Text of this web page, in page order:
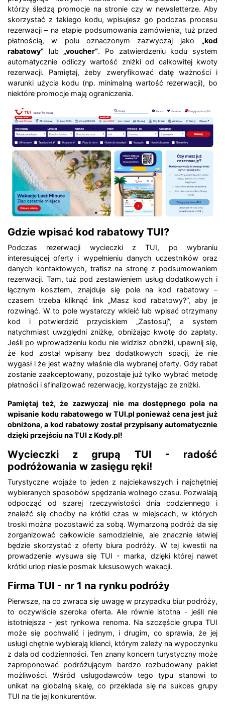
którzy śledzą promocje na stronie czy w newsletterze. Aby
skorzystać z takiego kodu, wpisujesz go podczas procesu
rezerwacji – na etapie podsumowania zamówienia, tuż przed
płatnością, w polu oznaczonym zazwyczaj jako „kod
rabatowy” lub „voucher”. Po zatwierdzeniu kodu system
automatycznie odliczy wartość zniżki od całkowitej kwoty
rezerwacji. Pamiętaj, żeby zweryfikować datę ważności i
warunki użycia kodu (np. minimalną wartość rezerwacji), bo
niektóre promocje mają ograniczenia.
Gdzie wpisać kod rabatowy TUI?
Podczas rezerwacji wycieczki z TUI, po wybraniu
interesującej oferty i wypełnieniu danych uczestników oraz
danych kontaktowych, trafisz na stronę z podsumowaniem
rezerwacji. Tam, tuż pod zestawieniem usług dodatkowych i
łącznym kosztem, znajduje się pole na kod rabatowy –
czasem trzeba kliknąć link „Masz kod rabatowy?”, aby je
rozwinąć. W to pole wystarczy wkleić lub wpisać otrzymany
kod i potwierdzić przyciskiem „Zastosuj”, a system
natychmiast uwzględni zniżkę, obniżając kwotę do zapłaty.
Jeśli po wprowadzeniu kodu nie widzisz obniżki, upewnij się,
że kod został wpisany bez dodatkowych spacji, że nie
wygasł i że jest ważny właśnie dla wybranej oferty. Gdy rabat
zostanie zaakceptowany, pozostaje już tylko wybrać metodę
płatności i sfinalizować rezerwację, korzystając ze zniżki.
Pamiętaj też, że zazwyczaj nie ma dostępnego pola na
wpisanie kodu rabatowego w TUI.pl ponieważ cena jest już
obniżona, a kod rabatowy został przypisany automatycznie
dzięki przejściu na TUI z Kody.pl!
Wycieczki z grupą TUI - radość
podróżowania w zasięgu ręki!
Turystyczne wojaże to jeden z najciekawszych i najchętniej
wybieranych sposobów spędzania wolnego czasu. Pozwalają
odpocząć od szarej rzeczywistości dnia codziennego i
znaleźć się choćby na krótki czas w miejscach, w których
troski można pozostawić za sobą. Wymarzoną podróż da się
zorganizować całkowicie samodzielnie, ale znacznie łatwiej
będzie skorzystać z oferty biura podróży. W tej kwestii na
prowadzenie wysuwa się TUI - marka, dzięki której nawet
krótki urlop niesie posmak luksusowych wakacji.
Firma TUI - nr 1 na rynku podróży
Pierwsze, na co zwraca się uwagę w przypadku biur podróży,
to oczywiście szeroka oferta. Ale równie istotna - jeśli nie
istotniejsza - jest rynkowa renoma. Na szczęście grupa TUI
może się pochwalić i jednym, i drugim, co sprawia, że jej
usługi chętnie wybierają klienci, którym zależy na wypoczynku
z dala od codzienności. Ten znany koncern turystyczny może
zaproponować podróżującym bardzo rozbudowany pakiet
możliwości. Wśród usługodawców tego typu stanowi to
unikat na globalną skalę, co przekłada się na sukces grupy
TUI na tle jej konkurentów.